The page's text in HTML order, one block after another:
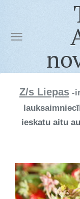
Z/s Liepas -
ieskatu aitu